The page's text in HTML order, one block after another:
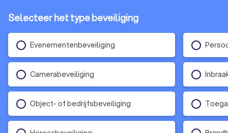
Selecteer het type beveiliging
Evenementenbeveiliging
Camerabeveiliging
Object- of bedrijfsbeveiliging